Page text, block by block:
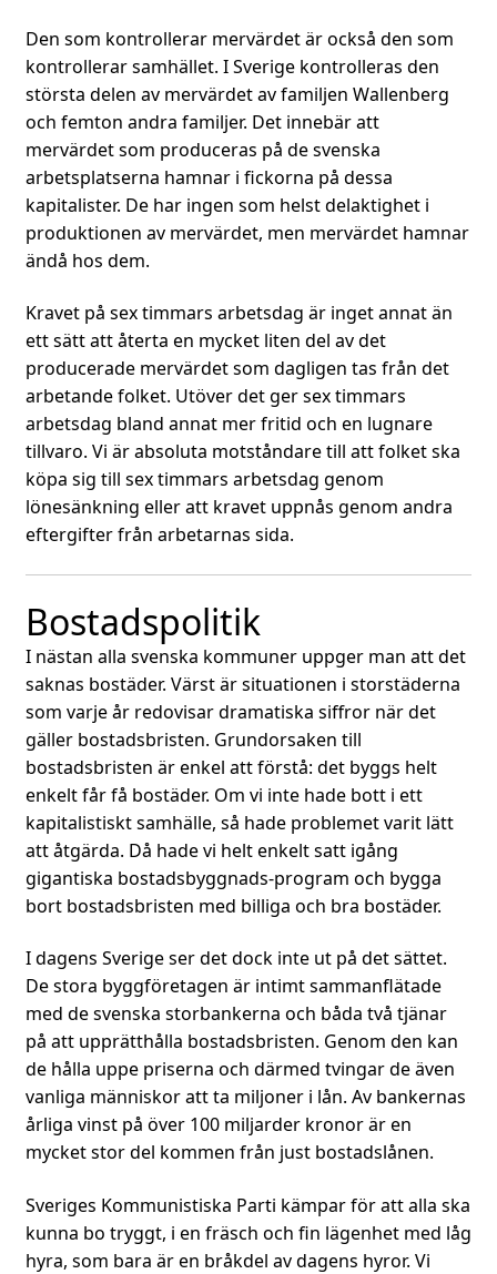
Den som kontrollerar mervärdet är också den som
kontrollerar samhället. I Sverige kontrolleras den
största delen av mervärdet av familjen Wallenberg
och femton andra familjer. Det innebär att
mervärdet som produceras på de svenska
arbetsplatserna hamnar i fickorna på dessa
kapitalister. De har ingen som helst delaktighet i
produktionen av mervärdet, men mervärdet hamnar
ändå hos dem.
Kravet på sex timmars arbetsdag är inget annat än
ett sätt att återta en mycket liten del av det
producerade mervärdet som dagligen tas från det
arbetande folket. Utöver det ger sex timmars
arbetsdag bland annat mer fritid och en lugnare
tillvaro. Vi är absoluta motståndare till att folket ska
köpa sig till sex timmars arbetsdag genom
lönesänkning eller att kravet uppnås genom andra
eftergifter från arbetarnas sida.
Bostadspolitik
I nästan alla svenska kommuner uppger man att det
saknas bostäder. Värst är situationen i storstäderna
som varje år redovisar dramatiska siffror när det
gäller bostadsbristen. Grundorsaken till
bostadsbristen är enkel att förstå: det byggs helt
enkelt får få bostäder. Om vi inte hade bott i ett
kapitalistiskt samhälle, så hade problemet varit lätt
att åtgärda. Då hade vi helt enkelt satt igång
gigantiska bostadsbyggnads-program och bygga
bort bostadsbristen med billiga och bra bostäder.
I dagens Sverige ser det dock inte ut på det sättet.
De stora byggföretagen är intimt sammanflätade
med de svenska storbankerna och båda två tjänar
på att upprätthålla bostadsbristen. Genom den kan
de hålla uppe priserna och därmed tvingar de även
vanliga människor att ta miljoner i lån. Av bankernas
årliga vinst på över 100 miljarder kronor är en
mycket stor del kommen från just bostadslånen.
Sveriges Kommunistiska Parti kämpar för att alla ska
kunna bo tryggt, i en fräsch och fin lägenhet med låg
hyra, som bara är en bråkdel av dagens hyror. Vi